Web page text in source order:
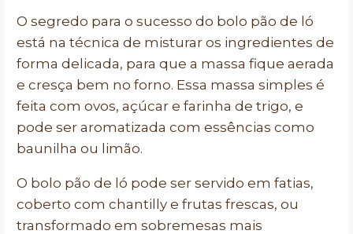
O segredo para o sucesso do bolo pão de ló
está na técnica de misturar os ingredientes de
forma delicada, para que a massa fique aerada
e cresça bem no forno. Essa massa simples é
feita com ovos, açúcar e farinha de trigo, e
pode ser aromatizada com essências como
baunilha ou limão.
O bolo pão de ló pode ser servido em fatias,
coberto com chantilly e frutas frescas, ou
transformado em sobremesas mais